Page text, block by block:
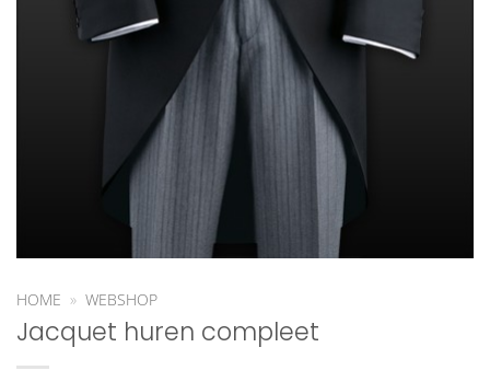
HOME » WEBSHOP
Jacquet huren compleet